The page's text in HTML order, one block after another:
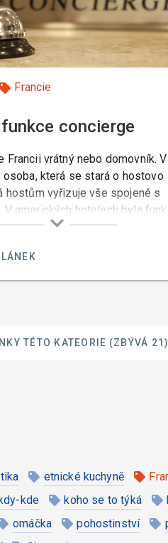
Francie
concierge
Francii vrátný nebo domovník. V
která se stará o hostovo
hostům vyřizuje vše spojené s
V amerických hotelech byla
sedmdesátých let zcela
TÉTO KATEORIE (ZBÝVÁ 21)
etnické kuchyně
kde koho se to týká
omáčka pohostinství